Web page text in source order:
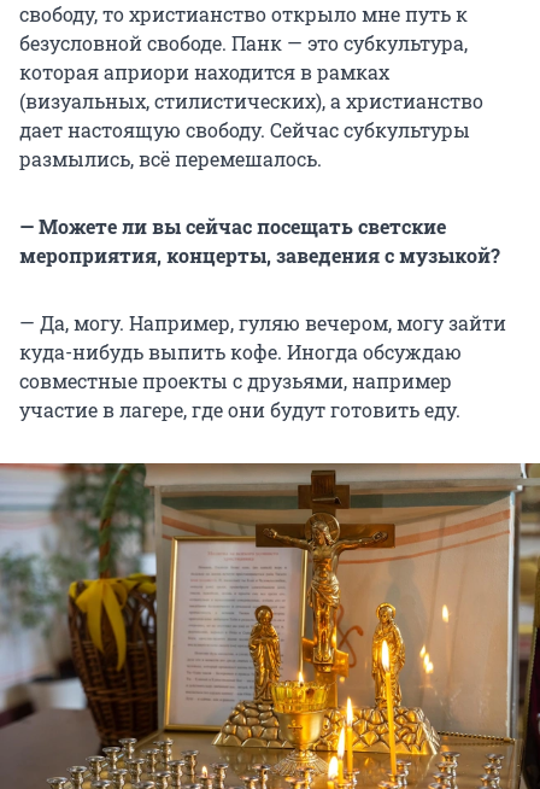
свободу, то христианство открыло мне путь к
безусловной свободе. Панк — это субкультура,
которая априори находится в рамках
(визуальных, стилистических), а христианство
дает настоящую свободу. Сейчас субкультуры
размылись, всё перемешалось.
— Можете ли вы сейчас посещать светские
мероприятия, концерты, заведения с музыкой?
— Да, могу. Например, гуляю вечером, могу зайти
куда-нибудь выпить кофе. Иногда обсуждаю
совместные проекты с друзьями, например
участие в лагере, где они будут готовить еду.